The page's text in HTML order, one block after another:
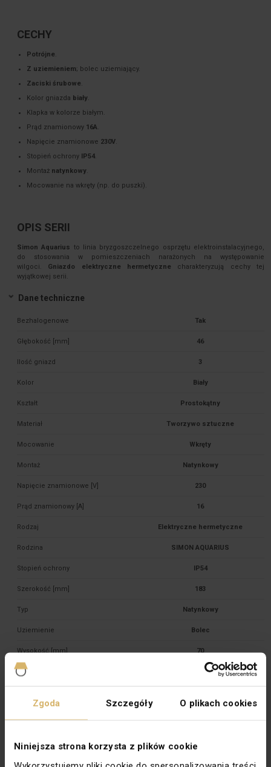
Zgoda Szczegóły O plikach cookies
Niniejsza strona korzysta z plików cookie
CECHY
Potrójne.
Z uziemieniem; bolec uziemiający.
Zaciski śrubowe.
Kolor gniazda biały.
Klapka w kolorze białym.
Prąd znamionowy 16A.
Napięcie znamionowe 230V.
Stopień ochrony IP54.
Montaż natynkowy.
Mocowanie na wkręty (np. do puszki).
OPIS SERII
Simon Aquarius to linia bryzgoszczelnego osprzętu elektroinstalacyjnego,
do stosowania w pomieszczeniach narażonych na występowanie
wilgoci. Gniazdo elektryczne hermetyczne charakteryzują cechy tej
wyjątkowej serii.
Dane techniczne
Bezhalogenowe Tak
Głębokość [mm] 46
Ilość gniazd 3
Kolor Biały
Kształt Prostokątny
Materiał Tworzywo sztuczne
Mocowanie Wkręty
Montaż Natynkowy
Napięcie znamionowe [V] 230
Prąd znamionowy [A] 16
Rodzaj Elektryczne hermetyczne
Rodzina SIMON AQUARIUS
Stopień ochrony IP54
Szerokość [mm] 183
Typ Natynkowy
Uziemienie Bolec
Wysokość [mm] 70
Zabezpieczenie powierzchni Naturalne